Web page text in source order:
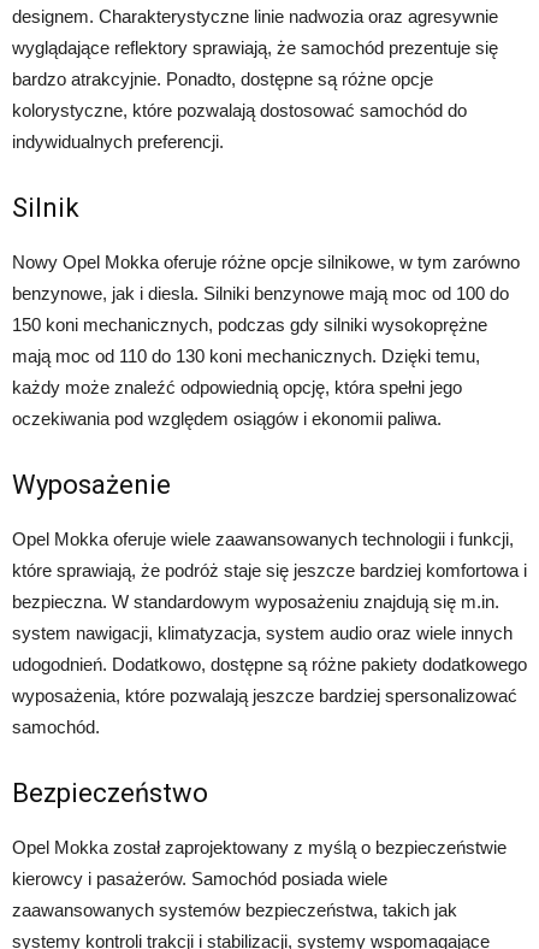
designem. Charakterystyczne linie nadwozia oraz agresywnie
wyglądające reflektory sprawiają, że samochód prezentuje się
bardzo atrakcyjnie. Ponadto, dostępne są różne opcje
kolorystyczne, które pozwalają dostosować samochód do
indywidualnych preferencji.
Silnik
Nowy Opel Mokka oferuje różne opcje silnikowe, w tym zarówno
benzynowe, jak i diesla. Silniki benzynowe mają moc od 100 do
150 koni mechanicznych, podczas gdy silniki wysokoprężne
mają moc od 110 do 130 koni mechanicznych. Dzięki temu,
każdy może znaleźć odpowiednią opcję, która spełni jego
oczekiwania pod względem osiągów i ekonomii paliwa.
Wyposażenie
Opel Mokka oferuje wiele zaawansowanych technologii i funkcji,
które sprawiają, że podróż staje się jeszcze bardziej komfortowa i
bezpieczna. W standardowym wyposażeniu znajdują się m.in.
system nawigacji, klimatyzacja, system audio oraz wiele innych
udogodnień. Dodatkowo, dostępne są różne pakiety dodatkowego
wyposażenia, które pozwalają jeszcze bardziej spersonalizować
samochód.
Bezpieczeństwo
Opel Mokka został zaprojektowany z myślą o bezpieczeństwie
kierowcy i pasażerów. Samochód posiada wiele
zaawansowanych systemów bezpieczeństwa, takich jak
systemy kontroli trakcji i stabilizacji, systemy wspomagające